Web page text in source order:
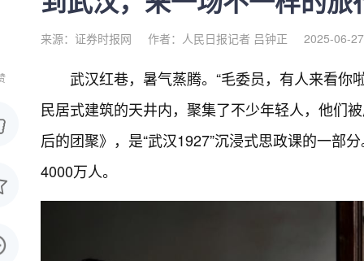
来源：证券时报网 作者：人民日报记者 吕钟正 2025-06-
武汉红巷，暑气蒸腾。“毛委员，有人来看你
民居式建筑的天井内，聚集了不少年轻人，他们
后的团聚》，是“武汉1927”沉浸式思政课的一部
4000万人。